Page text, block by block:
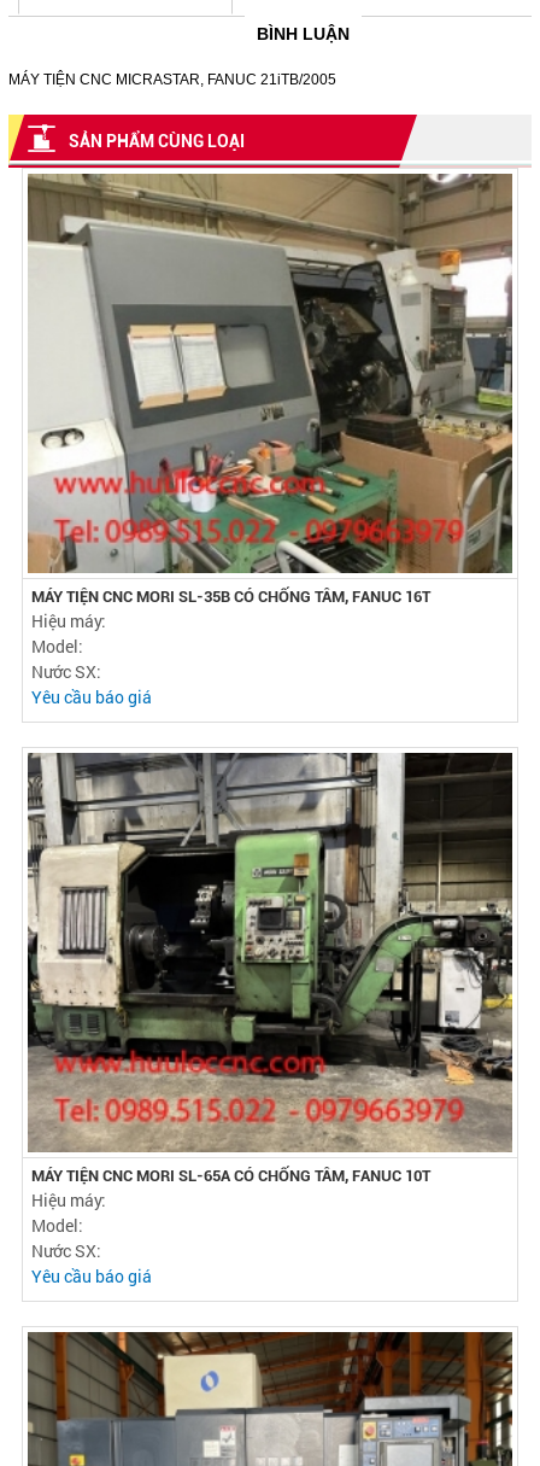
BÌNH LUẬN
MÁY TIỆN CNC MICRASTAR, FANUC 21iTB/2005
SẢN PHẨM CÙNG LOẠI
MÁY TIỆN CNC MORI SL-35B CÓ CHỐNG TÂM, FANUC 16T
Hiệu máy:
Model:
Nước SX:
Yêu cầu báo giá
MÁY TIỆN CNC MORI SL-65A CÓ CHỐNG TÂM, FANUC 10T
Hiệu máy:
Model:
Nước SX:
Yêu cầu báo giá